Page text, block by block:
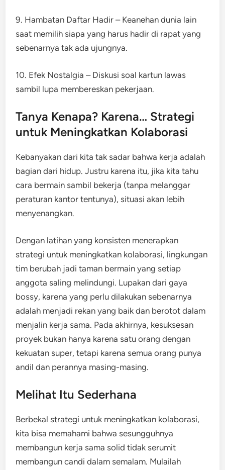
9. Hambatan Daftar Hadir – Keanehan dunia lain
saat memilih siapa yang harus hadir di rapat yang
sebenarnya tak ada ujungnya.
10. Efek Nostalgia – Diskusi soal kartun lawas
sambil lupa membereskan pekerjaan.
Tanya Kenapa? Karena… Strategi
untuk Meningkatkan Kolaborasi
Kebanyakan dari kita tak sadar bahwa kerja adalah
bagian dari hidup. Justru karena itu, jika kita tahu
cara bermain sambil bekerja (tanpa melanggar
peraturan kantor tentunya), situasi akan lebih
menyenangkan.
Dengan latihan yang konsisten menerapkan
strategi untuk meningkatkan kolaborasi, lingkungan
tim berubah jadi taman bermain yang setiap
anggota saling melindungi. Lupakan dari gaya
bossy, karena yang perlu dilakukan sebenarnya
adalah menjadi rekan yang baik dan berotot dalam
menjalin kerja sama. Pada akhirnya, kesuksesan
proyek bukan hanya karena satu orang dengan
kekuatan super, tetapi karena semua orang punya
andil dan perannya masing-masing.
Melihat Itu Sederhana
Berbekal strategi untuk meningkatkan kolaborasi,
kita bisa memahami bahwa sesungguhnya
membangun kerja sama solid tidak serumit
membangun candi dalam semalam. Mulailah